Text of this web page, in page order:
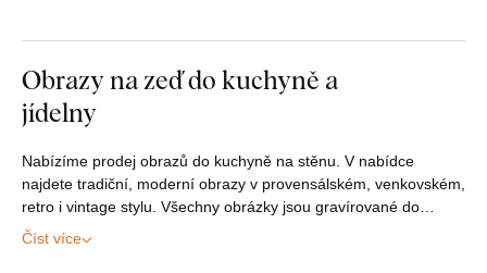
Obrazy na zeď do kuchyně a
jídelny
Nabízíme prodej obrazů do kuchyně na stěnu. V nabídce
najdete tradiční, moderní obrazy v provensálském, venkovském,
retro i vintage stylu. Všechny obrázky jsou gravírované do…
Číst více